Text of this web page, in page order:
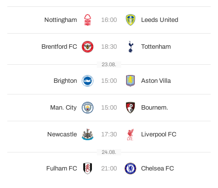
Nottingham 16:00 Leeds United
Brentford FC 18:30 Tottenham
23.08.
Brighton 15:00 Aston Villa
Man. City 15:00 Bournem.
Newcastle 17:30 Liverpool FC
24.08.
Fulham FC 21:00 Chelsea FC